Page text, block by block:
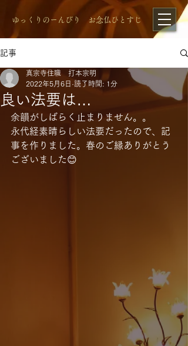
​ゆっくりのーんびり お念仏ひとすじ
記事
良い法要は…
真宗寺住職 打本宗明
2022年5月6日 読了時間: 1分
余韻がしばらく止まりません。。
永代経素晴らしい法要だったので、記
事を作りました。春のご縁ありがとう
ございました😊